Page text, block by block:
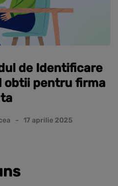
de Identificare
obtii pentru firma
ta
17 aprilie 2025